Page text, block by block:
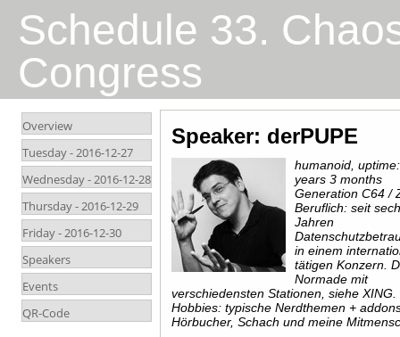
Schedule 33.
Congress
Overview
Tuesday -2016-12-27
Wednesday -2016-12-28
Thursday -2016-12-29
Friday -2016-12-30
Speakers
Events
QR-Code
Speaker: derPUPE
humanoid,
years 3 months
Generation C64 /
Beruflich: seit
Jahren
in einem
tätigen Konzern.
Normade mit
verschiedensten Stationen, siehe XING.
Hobbies: typische Nerdthemen +
Hörbucher, Schach und meine